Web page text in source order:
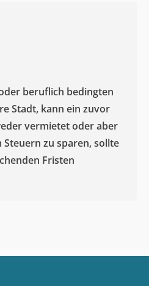
beruflich bedingten
Stadt, kann ein zuvor
vermietet oder aber
zu sparen, sollte
Fristen